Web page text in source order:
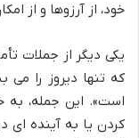
خود، از آرزوها و از
یکی دیگر از جملات
که تنها دیروز را می
است». این جمله، به
کردن یا به آینده ای